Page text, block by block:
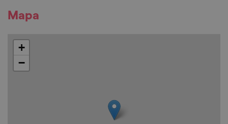
Mapa
+
−